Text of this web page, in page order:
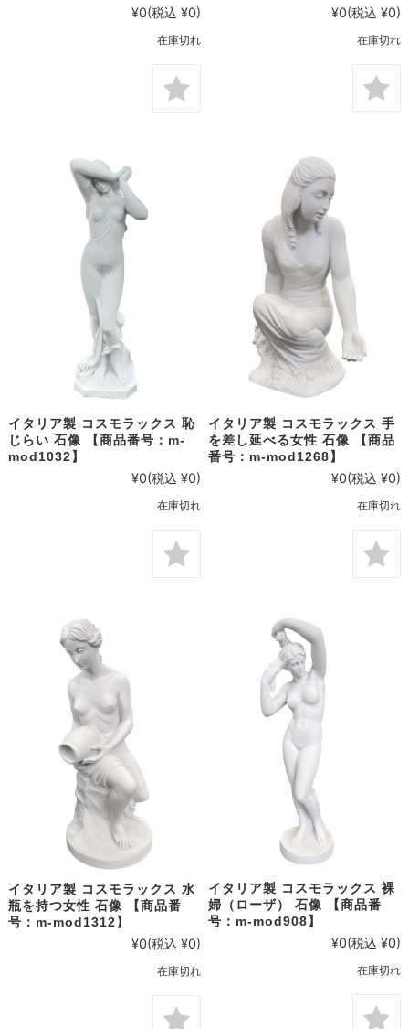
¥0(税込 ¥0)
在庫切れ
¥0(税込 ¥0)
在庫切れ
イタリア製 コスモラックス 恥
じらい 石像 【商品番号：m-
mod1032】
¥0(税込 ¥0)
在庫切れ
イタリア製 コスモラックス 手
を差し延べる女性 石像 【商品
番号：m-mod1268】
¥0(税込 ¥0)
在庫切れ
イタリア製 コスモラックス 水
瓶を持つ女性 石像 【商品番
号：m-mod1312】
¥0(税込 ¥0)
在庫切れ
イタリア製 コスモラックス 裸
婦（ローザ） 石像 【商品番
号：m-mod908】
¥0(税込 ¥0)
在庫切れ